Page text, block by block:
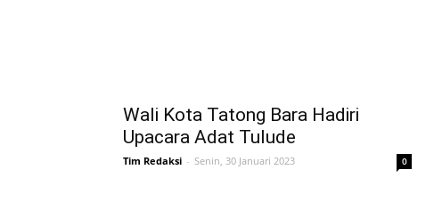
Wali Kota Tatong Bara Hadiri
Upacara Adat Tulude
Tim Redaksi - Senin, 30 Januari 2023 0